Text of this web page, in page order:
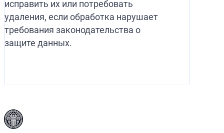
исправить их или потребовать
удаления, если обработка нарушает
требования законодательства о
защите данных.